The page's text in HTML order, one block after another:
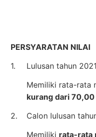
PERSYARATAN NILAI
1.
Lulusan tahun
Memiliki rata-rata
kurang dari 70,00
2.
Calon lulusan
Memiliki rata-rata